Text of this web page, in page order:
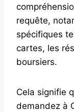
requête,
spécifiques
cartes, les
boursiers.
Cela signifie
demandez à